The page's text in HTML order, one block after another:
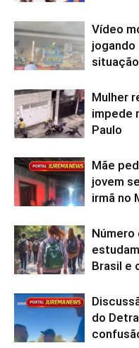
Vídeo
jogando
Mulher
impede
Paulo
Mãe
jovem
irmã no
Número
Brasil e
do